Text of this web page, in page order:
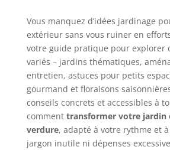
Vous manquez d’idées jardinage
extérieur sans vous ruiner en
votre guide pratique pour explorer
variés – jardins thématiques,
entretien, astuces pour petits
gourmand et floraisons
conseils concrets et accessibles à
comment transformer votre jardin
verdure, adapté à votre rythme et
jargon inutile ni dépenses